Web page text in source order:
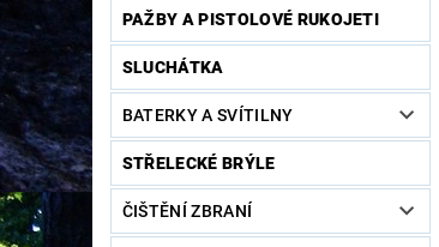
PAŽBY A PISTOLOVÉ RUKOJETI
SLUCHÁTKA
BATERKY A SVÍTILNY
STŘELECKÉ BRÝLE
ČIŠTĚNÍ ZBRANÍ